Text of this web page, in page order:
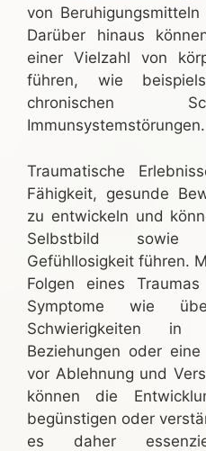
von
Darüber hinaus
einer Vielzahl von
führen, wie
chronischen
Immunsystemstörungen.
Traumatische
Fähigkeit, gesunde
zu entwickeln und
Selbstbild sowie
Gefühllosigkeit führen.
Folgen eines
Symptome wie
Schwierigkeiten in
Beziehungen oder
vor Ablehnung und
können die
begünstigen oder
es daher